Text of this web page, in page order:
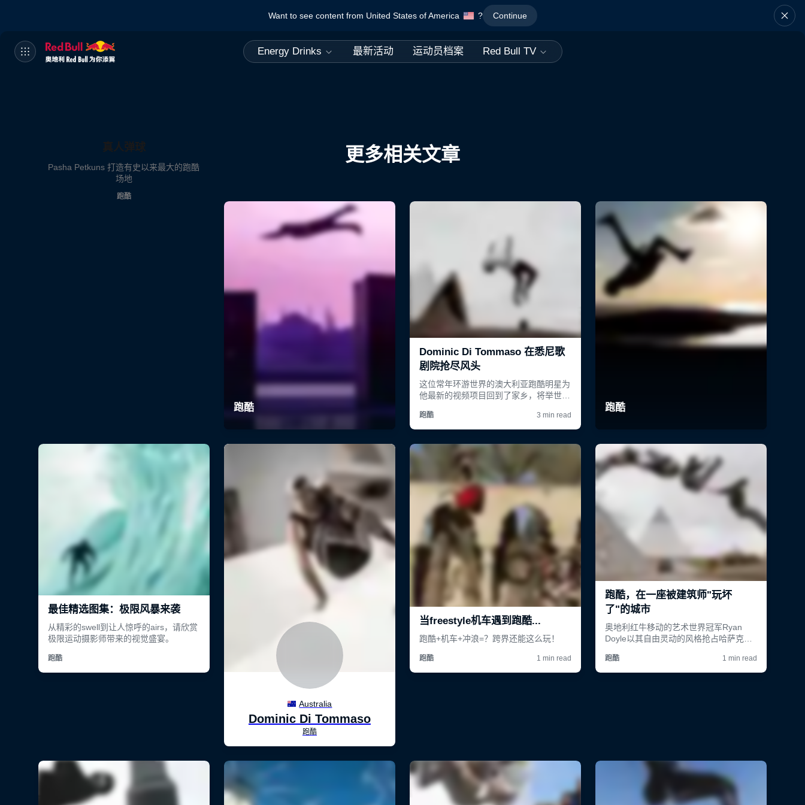
Want to see content from United States of America ? Continue
Energy Drinks 最新活动 运动员档案 Red Bull TV
更多相关文章
真人弹球
Pasha Petkuns 打造有史以来最大的跑酷
场地
跑酷